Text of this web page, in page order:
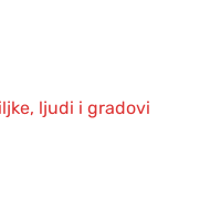
ljudi i gradovi